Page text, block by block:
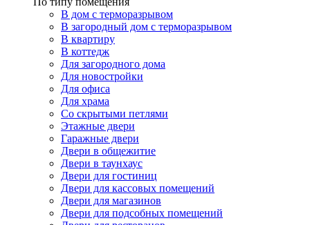
В дом с терморазрывом
В загородный дом с терморазрывом
В квартиру
В коттедж
Для загородного дома
Для новостройки
Для офиса
Для храма
Со скрытыми петлями
Этажные двери
Гаражные двери
Двери в общежитие
Двери в таунхаус
Двери для гостиниц
Двери для кассовых помещений
Двери для магазинов
Двери для подсобных помещений